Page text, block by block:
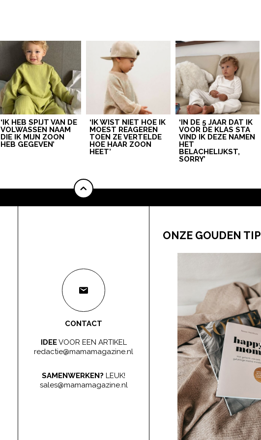
‘IK HEB SPIJT VAN DE
VOLWASSEN NAAM
DIE IK MIJN ZOON
HEB GEGEVEN’
‘IK WIST NIET HOE IK
MOEST REAGEREN
TOEN ZE VERTELDE
HOE HAAR ZOON
HEET’
‘IN DE 5 JAAR DAT IK
VOOR DE KLAS STA
VIND IK DEZE NAMEN
HET
BELACHELIJKST,
SORRY’
CONTACT
IDEEVOOR EEN ARTIKEL
redactie@mamamagazine.nl
SAMENWERKEN? LEUK!
sales@mamamagazine.nl
ONZE GOUDEN TIP